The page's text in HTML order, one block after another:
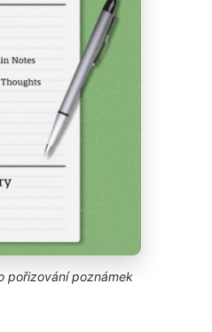
pořizování poznámek